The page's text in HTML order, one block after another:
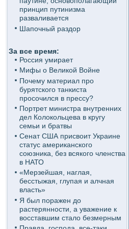
принцип путинизма
разваливается
Шапочный раздор
За все время:
Россия умирает
Мифы о Великой Войне
Почему материал про
бурятского танкиста
просочился в прессу?
Портрет министра внутренних
дел Колокольцева в кругу
семьи и братвы
Сенат США присвоит Украине
статус американского
союзника, без всякого членства
в НАТО
«Мерзейшая, наглая,
бесстыжая, глупая и алчная
власть»
Я был поражен до
растерянности, а уважение к
восставшим стало безмерным